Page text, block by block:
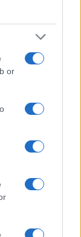
or
– Οι
τις